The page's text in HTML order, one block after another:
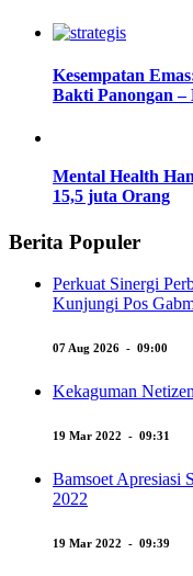
Kesempatan
Bakti Panongan –
Mental Health
15,5 juta Orang
Berita Populer
Perkuat Sinergi
Kunjungi Pos
07 Aug 2026 - 09:00
Kekaguman
19 Mar 2022 - 09:31
Bamsoet Apresiasi
2022
19 Mar 2022 - 09:39